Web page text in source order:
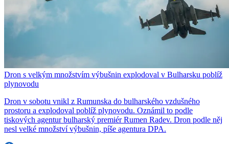
Dron s velkým množstvím výbušnin explodoval v Bulharsku poblíž
plynovodu
Dron v sobotu vnikl z Rumunska do bulharského vzdušného
prostoru a explodoval poblíž plynovodu. Oznámil to podle
tiskových agentur bulharský premiér Rumen Radev. Dron podle něj
nesl velké množství výbušnin, píše agentura DPA.